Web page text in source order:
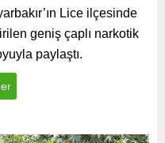
Lice ilçesinde
geniş çaplı narkotik
paylaştı.